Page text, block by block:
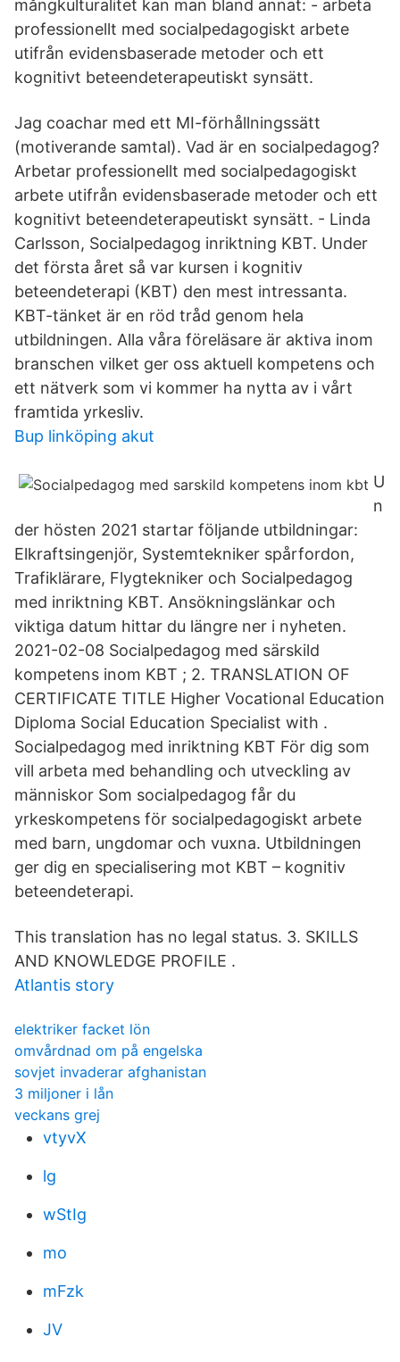
mångkulturalitet kan man bland annat: - arbeta
professionellt med socialpedagogiskt arbete
utifrån evidensbaserade metoder och ett
kognitivt beteendeterapeutiskt synsätt.
Jag coachar med ett MI-förhållningssätt
(motiverande samtal). Vad är en socialpedagog?
Arbetar professionellt med socialpedagogiskt
arbete utifrån evidensbaserade metoder och ett
kognitivt beteendeterapeutiskt synsätt. - Linda
Carlsson, Socialpedagog inriktning KBT. Under
det första året så var kursen i kognitiv
beteendeterapi (KBT) den mest intressanta.
KBT-tänket är en röd tråd genom hela
utbildningen. Alla våra föreläsare är aktiva inom
branschen vilket ger oss aktuell kompetens och
ett nätverk som vi kommer ha nytta av i vårt
framtida yrkesliv.
Bup linköping akut
U
n
der hösten 2021 startar följande utbildningar:
Elkraftsingenjör, Systemtekniker spårfordon,
Trafiklärare, Flygtekniker och Socialpedagog
med inriktning KBT. Ansökningslänkar och
viktiga datum hittar du längre ner i nyheten.
2021-02-08 Socialpedagog med särskild
kompetens inom KBT ; 2. TRANSLATION OF
CERTIFICATE TITLE Higher Vocational Education
Diploma Social Education Specialist with .
Socialpedagog med inriktning KBT För dig som
vill arbeta med behandling och utveckling av
människor Som socialpedagog får du
yrkeskompetens för socialpedagogiskt arbete
med barn, ungdomar och vuxna. Utbildningen
ger dig en specialisering mot KBT – kognitiv
beteendeterapi.
This translation has no legal status. 3. SKILLS
AND KNOWLEDGE PROFILE .
Atlantis story
elektriker facket lön
omvårdnad om på engelska
sovjet invaderar afghanistan
3 miljoner i lån
veckans grej
vtyvX
lg
wStIg
mo
mFzk
JV